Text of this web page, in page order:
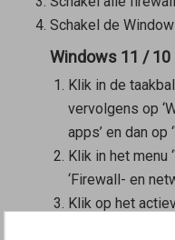
Schakel de
Windows 11 / 10
Klik in de
vervolgens op
apps’ en dan op
Klik in het menu
‘Firewall- en
Klik op het